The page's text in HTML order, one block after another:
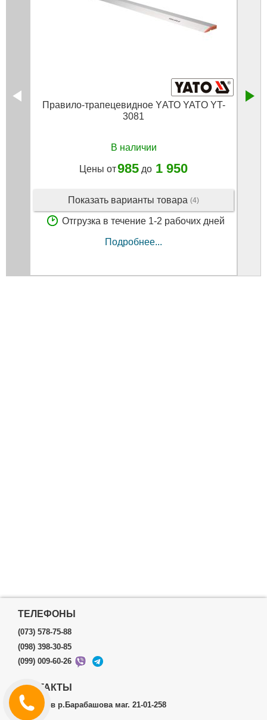
Правило-трапецевидное YАТО YATO YT-
3081
В наличии
Цены от985 до 1 950
Показать варианты товара (4)
Отгрузка в течение 1-2 рабочих дней
Подробнее...
ТЕЛЕФОНЫ
(073) 578-75-88
(098) 398-30-85
(099) 009-60-26
КОНТАКТЫ
г.Харьков р.Барабашова маг. 21-01-258